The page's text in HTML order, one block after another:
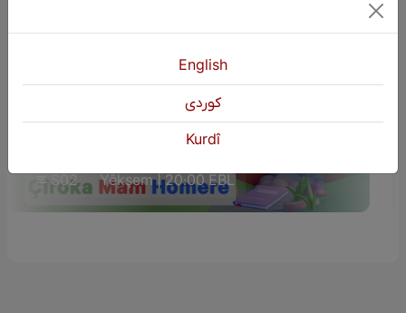
ÇÎROKÊN ZAROKAN (Çîroka Mam
S02 Yêkşem | 20:00 EBL
English
كوردی
Kurdî